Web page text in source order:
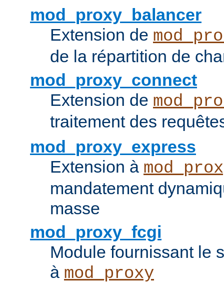
mod_proxy_balancer
Extension de
de la répartition de
mod_proxy_connect
Extension de
traitement des
mod_proxy_express
Extension à
mandatement
masse
mod_proxy_fcgi
Module fournissant le
à mod_proxy